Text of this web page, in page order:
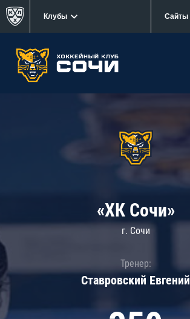
Клубы Сайты
«ХК Сочи»
г. Сочи
Тренер:
Ставровский Евгений